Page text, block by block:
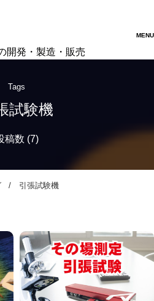
開発・製造・販売
Tags
試験機
引張試験機